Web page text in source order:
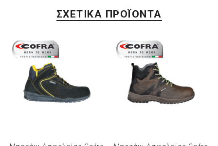
ΣΧΕΤΙΚΆ ΠΡΟΪΌΝΤΑ